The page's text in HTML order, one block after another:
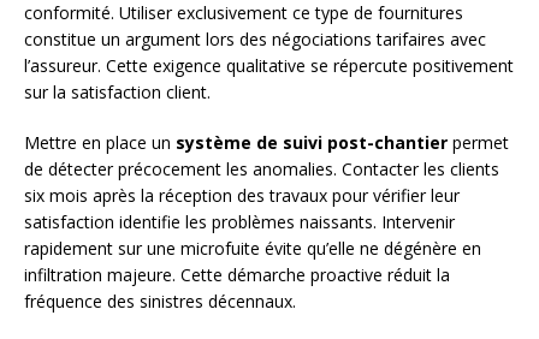
conformité. Utiliser exclusivement ce type de fournitures
constitue un argument lors des négociations tarifaires avec
l’assureur. Cette exigence qualitative se répercute positivement
sur la satisfaction client.
Mettre en place un système de suivi post-chantier permet
de détecter précocement les anomalies. Contacter les clients
six mois après la réception des travaux pour vérifier leur
satisfaction identifie les problèmes naissants. Intervenir
rapidement sur une microfuite évite qu’elle ne dégénère en
infiltration majeure. Cette démarche proactive réduit la
fréquence des sinistres décennaux.